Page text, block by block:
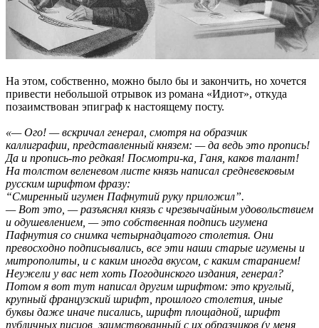
На этом, собственно, можно было бы и закончить, но хочется
привести небольшой отрывок из романа «Идиот», откуда
позаимствован эпиграф к настоящему посту.
«— Ого! — вскричал генерал, смотря на образчик
каллиграфии, представленный князем: — да ведь это пропись!
Да и пропись-то редкая! Посмотри-ка, Ганя, каков талант!
На толстом веленевом листе князь написал средневековым
русским шрифтом фразу:
“Смиренный игумен Пафнутий руку приложил”.
— Вот это, — разъяснял князь с чрезвычайным удовольствием
и одушевлением, — это собственная подпись игумена
Пафнутия со снимка четырнадцатого столетия. Они
превосходно подписывались, все эти наши старые игумены и
митрополиты, и с каким иногда вкусом, с каким старанием!
Неужели у вас нет хоть Погодинского издания, генерал?
Потом я вот тут написал другим шрифтом: это круглый,
крупный французский шрифт, прошлого столетия, иные
буквы даже иначе писались, шрифт площадной, шрифт
публичных писцов, заимствованный с их образчиков (у меня